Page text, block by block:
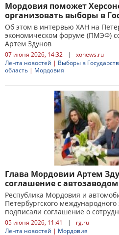
Мордовия поможет
организовать выборы в
Об этом в интервью ХАН на
экономическом форуме (ПМЭФ)
Артем Здунов
07 июня 2026, 14:32 |
xonews.ru
Лента новостей | Выборы в
область | Мордовия
Глава Мордовии Артем
соглашение с автозаводом
Республика Мордовия и
Петербургского
подписали соглашение о
05 июня 2026, 11:41 |
rg.ru
Лента новостей | Мордовия